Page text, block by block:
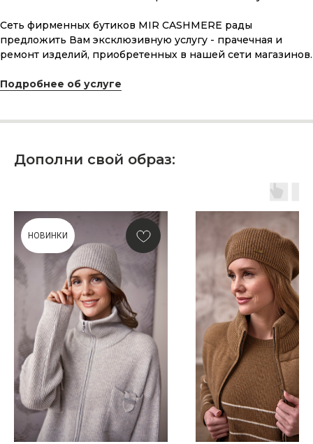
Сеть фирменных бутиков MIR CASHMERE рады
предложить Вам эксклюзивную услугу - прачечная и
ремонт изделий, приобретенных в нашей сети магазинов.
Подробнее об услуге
Дополни свой образ:
НОВИНКИ
и рассчитанного на долгие годы?
КУПИТЬ КАРТУ
Скидка 10% за подписку
на Телеграм канал
Новинки, акции, подарки
и модный журнал — всё это
в нашем телеграмм канале: